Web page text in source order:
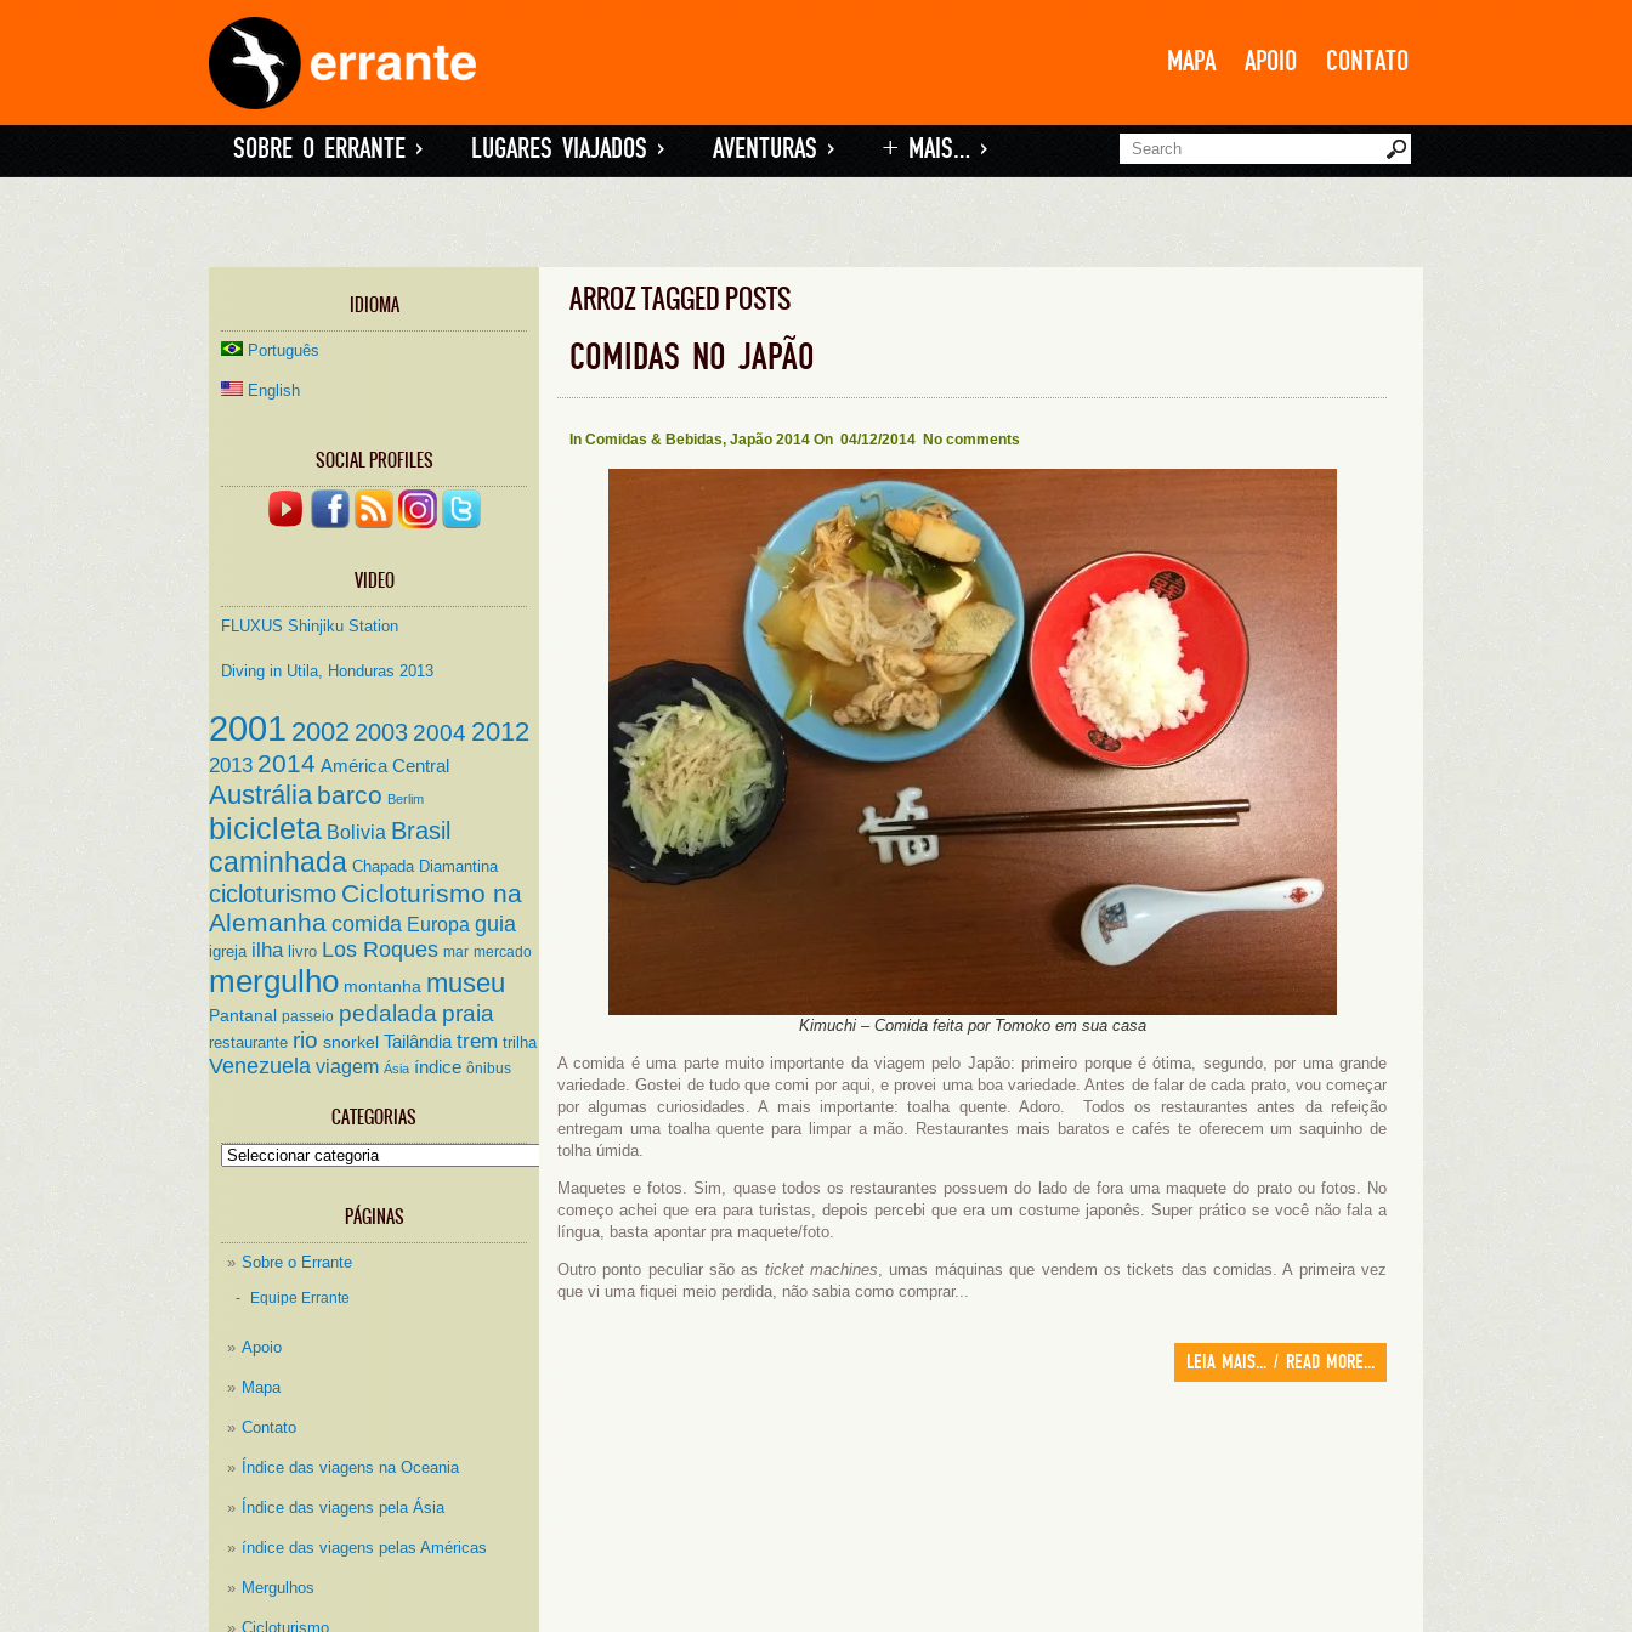
MAPA APOIO CONTATO
SOBRE O ERRANTE » LUGARES VIAJADOS » AVENTURAS » + MAIS… »
IDIOMA
Português
English
SOCIAL PROFILES
VIDEO
FLUXUS Shinjiku Station
Diving in Utila, Honduras 2013
2001 2002 2003 2004 2012
2013 2014 América Central
Austrália barco Berlim
bicicleta Bolivia Brasil
caminhada Chapada Diamantina
cicloturismo Cicloturismo na
Alemanha comida Europa guia
igreja ilha livro Los Roques mar mercado
mergulho montanha museu
Pantanal passeio pedalada praia
restaurante rio snorkel Tailândia trem trilha
Venezuela viagem Ásia índice ônibus
CATEGORIAS
Categorias
PÁGINAS
Sobre o Errante
Equipe Errante
Apoio
Mapa
Contato
Índice das viagens na Oceania
Índice das viagens pela Ásia
índice das viagens pelas Américas
Mergulhos
Cicloturismo
ARROZ TAGGED POSTS
COMIDAS NO JAPÃO
In Comidas & Bebidas, Japão 2014 On 04/12/2014 No comments
Kimuchi – Comida feita por Tomoko em sua casa
A comida é uma parte muito importante da viagem pelo Japão: primeiro porque é ótima, segundo, por uma grande
variedade. Gostei de tudo que comi por aqui, e provei uma boa variedade. Antes de falar de cada prato, vou começar
por algumas curiosidades. A mais importante: toalha quente. Adoro. Todos os restaurantes antes da refeição
entregam uma toalha quente para limpar a mão. Restaurantes mais baratos e cafés te oferecem um saquinho de
tolha úmida.
Maquetes e fotos. Sim, quase todos os restaurantes possuem do lado de fora uma maquete do prato ou fotos. No
começo achei que era para turistas, depois percebi que era um costume japonês. Super prático se você não fala a
língua, basta apontar pra maquete/foto.
Outro ponto peculiar são as ticket machines, umas máquinas que vendem os tickets das comidas. A primeira vez
que vi uma fiquei meio perdida, não sabia como comprar...
LEIA MAIS... / READ MORE...